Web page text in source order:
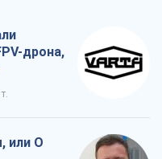
дрона,
или О